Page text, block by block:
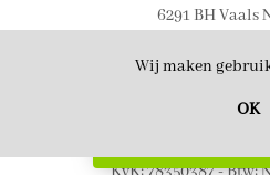
Wij maken
OK
6291 BH Vaals
Email: